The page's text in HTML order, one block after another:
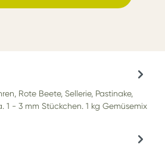
Rote Beete, Sellerie, Pastinake,
1 - 3 mm Stückchen. 1 kg Gemüsemix